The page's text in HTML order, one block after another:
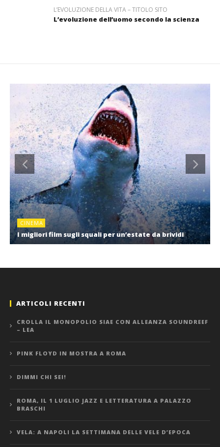
L’EVOLUZIONE DELLA VITA – TITOLO SITO
L’evoluzione dell’uomo secondo la scienza
CINEMA
I migliori film sugli squali per un’estate da brividi
ARTICOLI RECENTI
CROLLA IL MONOPOLIO SIAE CON ALLEANZA SOUNDREEF
– LEA
PINK FLOYD IN MOSTRA A ROMA
DIMMI CHI SEI!
ROMA, IL 1 LUGLIO JAZZ E LETTERATURA A PALAZZO
BRASCHI
VELA: A NAPOLI LA SETTIMANA DELLE VELE D’EPOCA